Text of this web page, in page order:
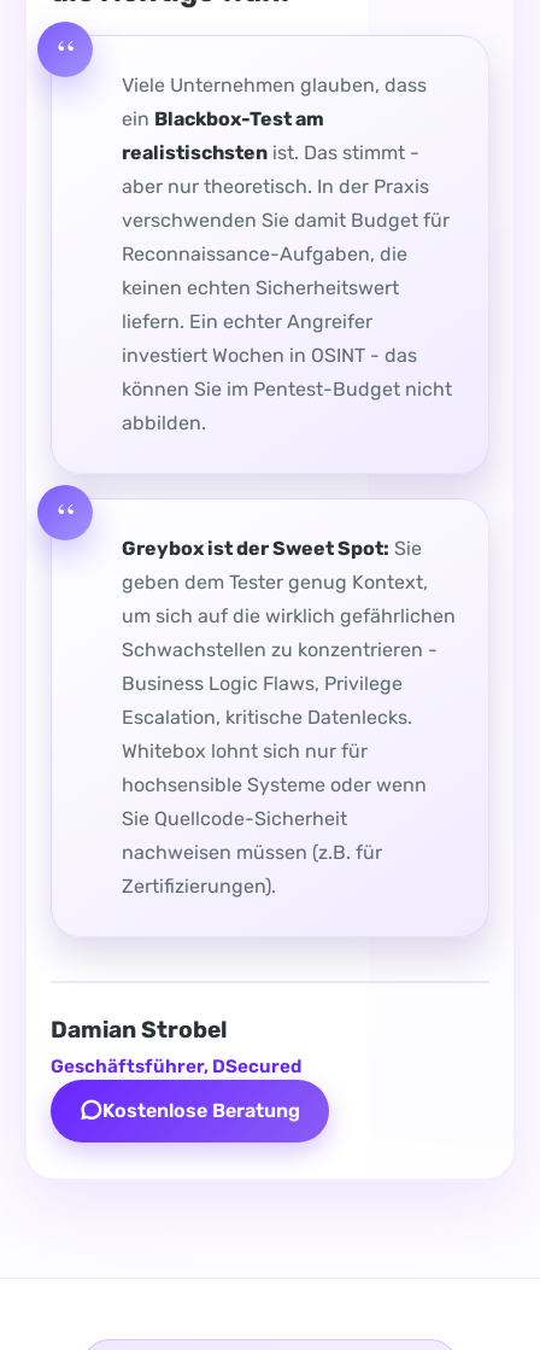
Viele Unternehmen glauben, dass
ein Blackbox-Test am
realistischstenist. Das stimmt -
aber nur theoretisch. In der Praxis
verschwenden Sie damit Budget für
Reconnaissance-Aufgaben, die
keinen echten Sicherheitswert
liefern. Ein echter Angreifer
investiert Wochen in OSINT - das
können Sie im Pentest-Budget nicht
abbilden.
Greybox ist der Sweet Spot: Sie
geben dem Tester genug Kontext,
um sich auf die wirklich gefährlichen
Schwachstellen zu konzentrieren -
Business Logic Flaws, Privilege
Escalation, kritische Datenlecks.
Whitebox lohnt sich nur für
hochsensible Systeme oder wenn
Sie Quellcode-Sicherheit
nachweisen müssen (z.B. für
Zertifizierungen).
Damian Strobel
Geschäftsführer, DSecured
Kostenlose Beratung